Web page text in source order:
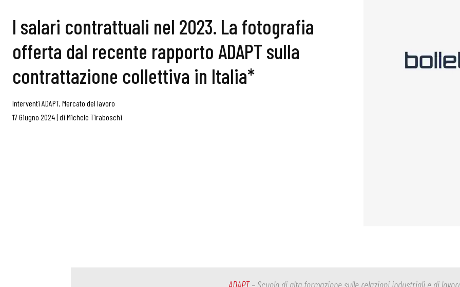
I salari contrattuali nel 2023. La fotografia
offerta dal recente rapporto ADAPT sulla
contrattazione collettiva in Italia*
Interventi ADAPT, Mercato del lavoro
17 Giugno 2024| di Michele Tiraboschi
ADAPT– Scuola di alta formazione sulle relazioni industriali e di